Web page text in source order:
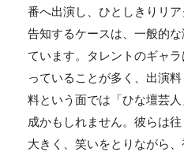
番へ出演し、ひとしきりリ
告知するケースは、一般的
ています。タレントのギャ
っていることが多く、出演
料という面では「ひな壇芸
成かもしれません。彼らは
大きく、笑いをとりながら